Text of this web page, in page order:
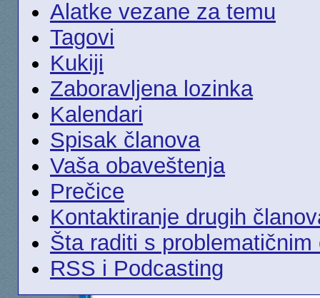
Alatke vezane za temu
Tagovi
Kukiji
Zaboravljena lozinka
Kalendari
Spisak članova
Vaša obaveštenja
Prečice
Kontaktiranje drugih
Šta raditi s problematičnim
RSS i Podcasting